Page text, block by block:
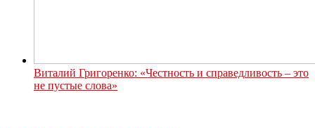
Виталий Григоренко: «Честность и справедливость – это
не пустые слова»